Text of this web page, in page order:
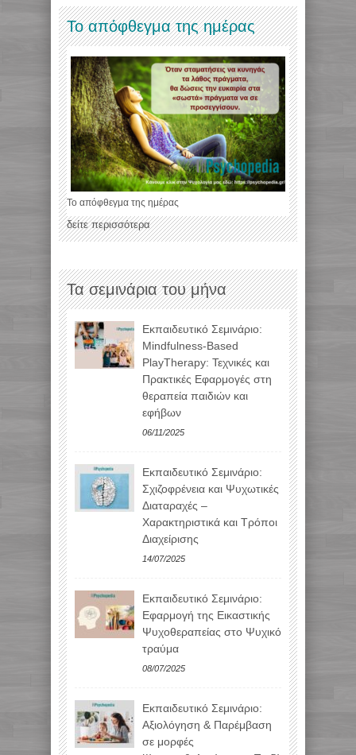
Το απόφθεγμα της ημέρας
Το απόφθεγμα της ημέρας
δείτε περισσότερα
Τα σεμινάρια του μήνα
Εκπαιδευτικό Σεμινάριο:
Mindfulness-Based
PlayTherapy: Τεχνικές και
Πρακτικές Εφαρμογές στη
θεραπεία παιδιών και
εφήβων
06/11/2025
Εκπαιδευτικό Σεμινάριο:
Σχιζοφρένεια και Ψυχωτικές
Διαταραχές –
Χαρακτηριστικά και Τρόποι
Διαχείρισης
14/07/2025
Εκπαιδευτικό Σεμινάριο:
Εφαρμογή της Εικαστικής
Ψυχοθεραπείας στο Ψυχικό
τραύμα
08/07/2025
Εκπαιδευτικό Σεμινάριο:
Αξιολόγηση & Παρέμβαση
σε μορφές